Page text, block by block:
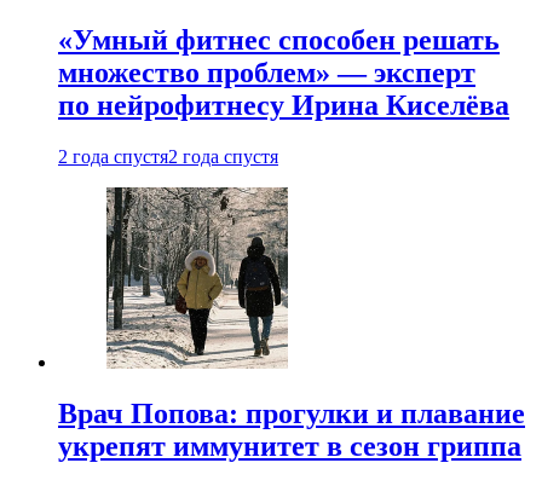
«Умный фитнес способен решать
множество проблем» — эксперт
по нейрофитнесу Ирина Киселёва
2 года спустя2 года спустя
Врач Попова: прогулки и плавание
укрепят иммунитет в сезон гриппа